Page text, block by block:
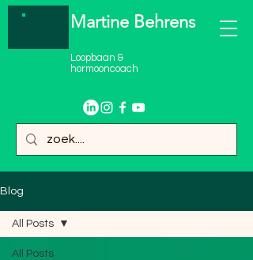
Martine Behrens
Loopbaan &
hormooncoach
Blog
All Posts
All Posts